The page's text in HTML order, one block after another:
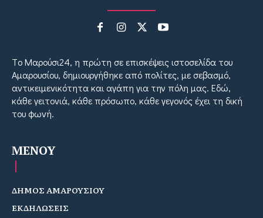
Tο Μαρούσι24, η πρώτη σε επισκέψεις ιστοσελίδα του
Αμαρουσίου, δημιουργήθηκε από πολίτες, με σεβασμό,
αντικειμενικότητα και αγάπη για την πόλη μας. Εδώ,
κάθε γειτονιά, κάθε πρόσωπο, κάθε γεγονός έχει τη δική
του φωνή.
MENOY
ΔΗΜΟΣ ΑΜΑΡΟΥΣΙΟΥ
ΕΚΔΗΛΩΣΕΙΣ